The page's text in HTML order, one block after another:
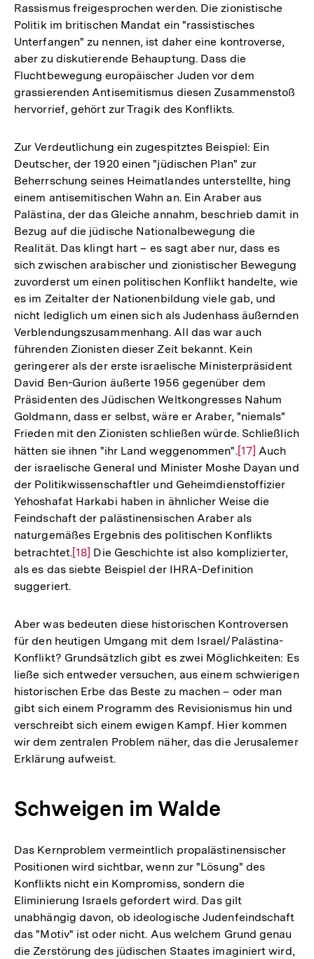
Rassismus freigesprochen werden. Die zionistische
Politik im britischen Mandat ein "rassistisches
Unterfangen" zu nennen, ist daher eine kontroverse,
aber zu diskutierende Behauptung. Dass die
Fluchtbewegung europäischer Juden vor dem
grassierenden Antisemitismus diesen Zusammenstoß
hervorrief, gehört zur Tragik des Konflikts.
Zur Verdeutlichung ein zugespitztes Beispiel: Ein
Deutscher, der 1920 einen "jüdischen Plan" zur
Beherrschung seines Heimatlandes unterstellte, hing
einem antisemitischen Wahn an. Ein Araber aus
Palästina, der das Gleiche annahm, beschrieb damit in
Bezug auf die jüdische Nationalbewegung die
Realität. Das klingt hart – es sagt aber nur, dass es
sich zwischen arabischer und zionistischer Bewegung
zuvorderst um einen politischen Konflikt handelte, wie
es im Zeitalter der Nationenbildung viele gab, und
nicht lediglich um einen sich als Judenhass äußernden
Verblendungszusammenhang. All das war auch
führenden Zionisten dieser Zeit bekannt. Kein
geringerer als der erste israelische Ministerpräsident
David Ben-Gurion äußerte 1956 gegenüber dem
Präsidenten des Jüdischen Weltkongresses Nahum
Goldmann, dass er selbst, wäre er Araber, "niemals"
Frieden mit den Zionisten schließen würde. Schließlich
hätten sie ihnen "ihr Land weggenommen".Zur
Auflösung
der
Fußnote
[17] Auch
der israelische General und Minister Moshe Dayan und
der Politikwissenschaftler und Geheimdienstoffizier
Yehoshafat Harkabi haben in ähnlicher Weise die
Feindschaft der palästinensischen Araber als
naturgemäßes Ergebnis des politischen Konflikts
betrachtet.Zur
Auflösung
[18] Die Geschichte ist also komplizierter,
als es das siebte Beispiel der IHRA-Definition
suggeriert.
Aber was bedeuten diese historischen Kontroversen
für den heutigen Umgang mit dem Israel/Palästina-
Konflikt? Grundsätzlich gibt es zwei Möglichkeiten: Es
ließe sich entweder versuchen, aus einem schwierigen
historischen Erbe das Beste zu machen – oder man
gibt sich einem Programm des Revisionismus hin und
verschreibt sich einem ewigen Kampf. Hier kommen
wir dem zentralen Problem näher, das die Jerusalemer
Erklärung aufweist.
Schweigen im Walde
Das Kernproblem vermeintlich propalästinensischer
Positionen wird sichtbar, wenn zur "Lösung" des
Konflikts nicht ein Kompromiss, sondern die
Eliminierung Israels gefordert wird. Das gilt
unabhängig davon, ob ideologische Judenfeindschaft
das "Motiv" ist oder nicht. Aus welchem Grund genau
die Zerstörung des jüdischen Staates imaginiert wird,